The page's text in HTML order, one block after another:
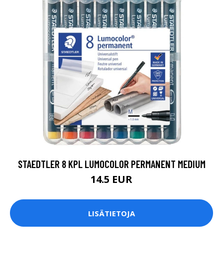
STAEDTLER 8 KPL LUMOCOLOR PERMANENT MEDIUM
14.5 EUR
LISÄTIETOJA